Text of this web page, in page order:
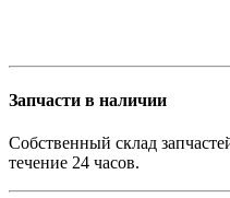
Запчасти в наличии
Собственный склад
течение 24 часов.